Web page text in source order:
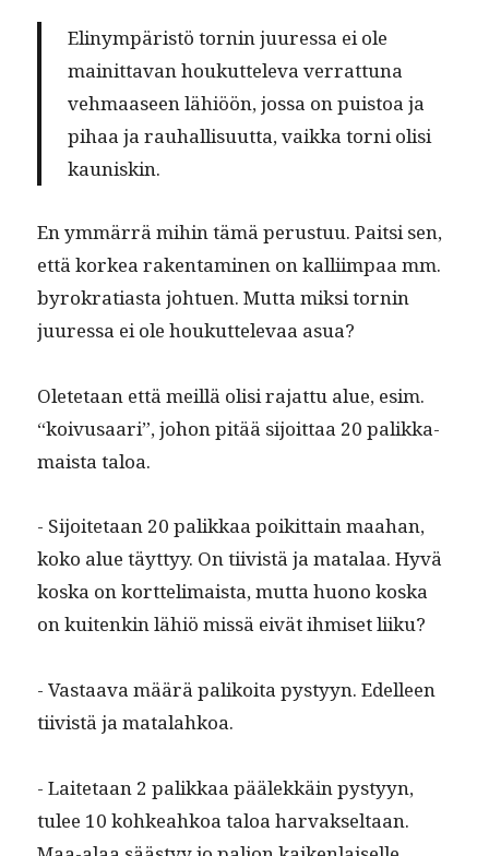
Elinympäristö tornin juures­sa ei ole
mainit­ta­van houkut­tel­e­va ver­rat­tuna
vehmaaseen lähiöön, jos­sa on puis­toa ja
pihaa ja rauhal­lisu­ut­ta, vaik­ka torni olisi
kauniskin.
En ymmär­rä mihin tämä perus­tuu. Pait­si sen,
että korkea rak­en­t­a­mi­nen on kalli­im­paa mm.
byrokra­ti­as­ta johtuen. Mut­ta mik­si tornin
juures­sa ei ole houkut­tel­e­vaa asua?
Olete­taan että meil­lä olisi rajat­tu alue, esim.
“koivusaari”, johon pitää sijoit­taa 20 palikka­
maista taloa.
- Sijoite­taan 20 palikkaa poikit­tain maa­han,
koko alue täyt­tyy. On tiivistä ja mata­laa. Hyvä
kos­ka on kort­te­limaista, mut­ta huono kos­ka
on kuitenkin lähiö mis­sä eivät ihmiset liiku?
- Vas­taa­va määrä palikoi­ta pystyyn. Edelleen
tiivistä ja matalahkoa.
- Laite­taan 2 palikkaa päälekkäin pystyyn,
tulee 10 kohkeahkoa taloa har­vak­seltaan.